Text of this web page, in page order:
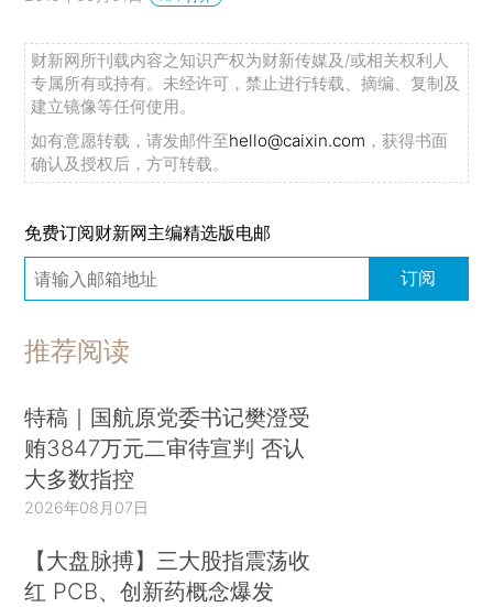
财新网所刊载内容之知识产权为财新传媒及/或相关权利人
专属所有或持有。未经许可，禁止进行转载、摘编、复制及
建立镜像等任何使用。
如有意愿转载，请发邮件至hello@caixin.com ，获得书面
确认及授权后，方可转载。
免费订阅财新网主编精选版电邮
订阅
推荐阅读
特稿｜国航原党委书记樊澄受
贿3847万元二审待宣判 否认
大多数指控
2026年08月07日
【大盘脉搏】三大股指震荡收
红 PCB、创新药概念爆发